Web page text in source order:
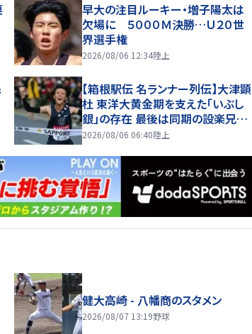
早大の注目ルーキー・増子陽太は
欠場に ５０００Ｍ決勝…Ｕ２０世
界選手権
2026/08/06 12:34陸上
【箱根駅伝 名ランナー列伝】大津顕
杜 東洋大黄金期を支えた「いぶし
銀」の存在 最後は同期の設楽兄弟
も受賞できなかった金栗杯に輝く
2026/08/06 06:40陸上
健大高崎 - 八幡商のスタメン
2026/08/07 13:19野球